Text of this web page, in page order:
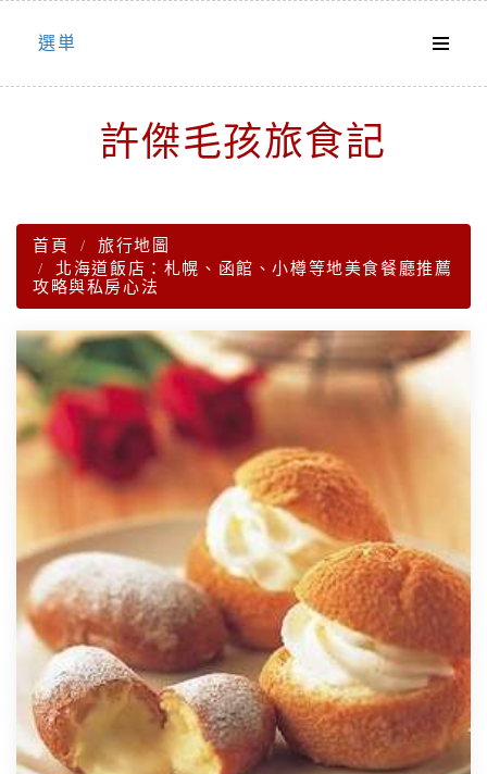
Skip
選単
許傑毛孩旅食記
首頁
旅行地圖
北海道飯店：札幌、函館、小樽等地美食餐廳推薦
攻略與私房心法